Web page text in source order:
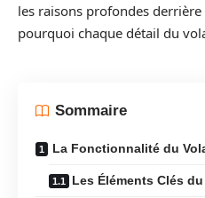
les raisons profondes
pourquoi chaque détail du
Sommaire
La Fonctionnalité du
Les Éléments Clés